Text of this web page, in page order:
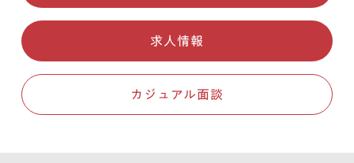
求人情報
カジュアル面談